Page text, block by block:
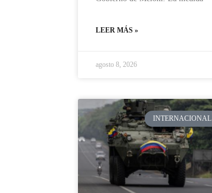
LEER MÁS »
agosto 8, 2026
INTERNACIONAL